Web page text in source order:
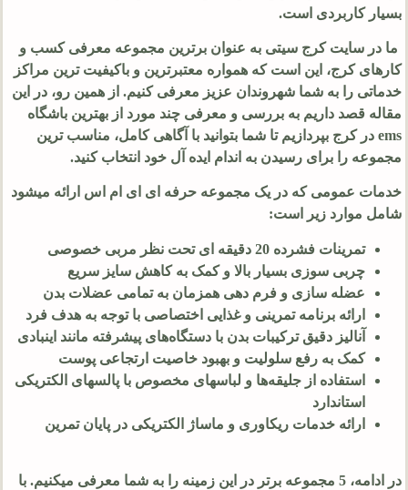
بسیار کاربردی است.
ما در سایت کرج سیتی به عنوان برترین مجموعه معرفی کسب و
کارهای کرج، این است که همواره معتبرترین و باکیفیت ترین مراکز
خدماتی را به شما شهروندان عزیز معرفی کنیم. از همین رو، در این
مقاله قصد داریم به بررسی و معرفی چند مورد از بهترین باشگاه
ems در کرج بپردازیم تا شما بتوانید با آگاهی کامل، مناسب ترین
مجموعه را برای رسیدن به اندام ایده آل خود انتخاب کنید.
خدمات عمومی که در یک مجموعه حرفه ای ای ام اس ارائه میشود
شامل موارد زیر است:
تمرینات فشرده20 دقیقه ای تحت نظر مربی خصوصی
چربی سوزی بسیار بالا و کمک به کاهش سایز سریع
عضله سازی و فرم دهی همزمان به تمامی عضلات بدن
ارائه برنامه تمرینی و غذایی اختصاصی با توجه به هدف فرد
آنالیز دقیق ترکیبات بدن با دستگاه‌های پیشرفته مانند اینبادی
کمک به رفع سلولیت و بهبود خاصیت ارتجاعی پوست
استفاده از جلیقه‌ها و لباسهای مخصوص با پالسهای الکتریکی
استاندارد
ارائه خدمات ریکاوری و ماساژ الکتریکی در پایان تمرین
در ادامه، 5 مجموعه برتر در این زمینه را به شما معرفی میکنیم. با